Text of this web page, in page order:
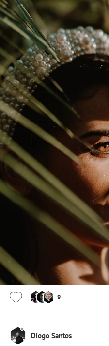
9
Diogo Santos